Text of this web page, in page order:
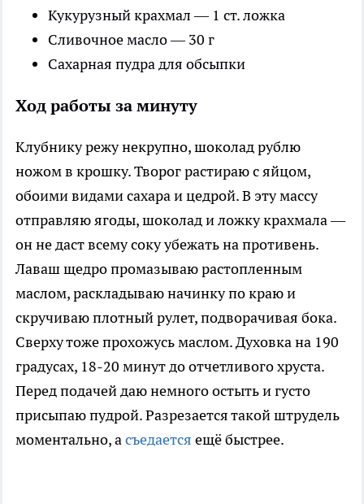
Кукурузный крахмал — 1 ст. ложка
Сливочное масло — 30 г
Сахарная пудра для обсыпки
Ход работы за минуту
Клубнику режу некрупно, шоколад рублю
ножом в крошку. Творог растираю с яйцом,
обоими видами сахара и цедрой. В эту массу
отправляю ягоды, шоколад и ложку крахмала —
он не даст всему соку убежать на противень.
Лаваш щедро промазываю растопленным
маслом, раскладываю начинку по краю и
скручиваю плотный рулет, подворачивая бока.
Сверху тоже прохожусь маслом. Духовка на 190
градусах, 18-20 минут до отчетливого хруста.
Перед подачей даю немного остыть и густо
присыпаю пудрой. Разрезается такой штрудель
моментально, асъедается ещё быстрее.